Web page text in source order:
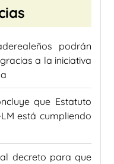
podrán
a la iniciativa
que Estatuto
está cumpliendo
decreto para que